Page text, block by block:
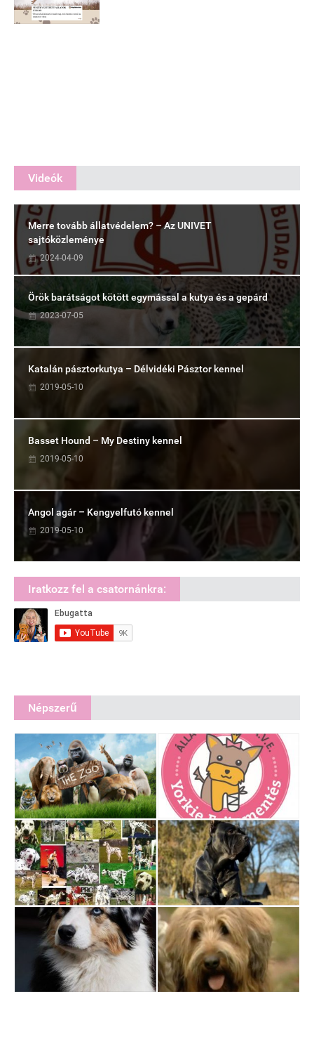
Videók
Merre tovább állatvédelem? – Az UNIVET
sajtóközleménye
2024-04-09
Örök barátságot kötött egymással a kutya és a gepárd
2023-07-05
Katalán pásztorkutya – Délvidéki Pásztor kennel
2019-05-10
Basset Hound – My Destiny kennel
2019-05-10
Angol agár – Kengyelfutó kennel
2019-05-10
Iratkozz fel a csatornánkra:
Népszerű